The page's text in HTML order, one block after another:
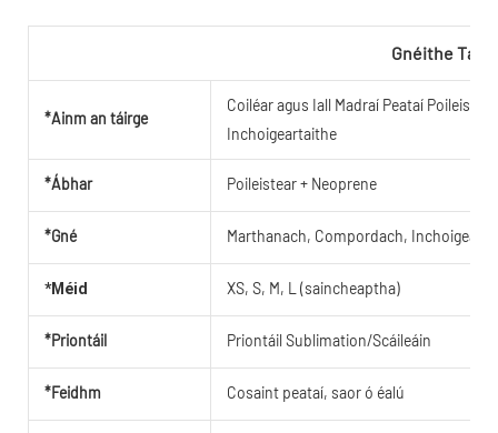
Gnéithe
*Ainm an táirge
Coiléar agus Iall Madraí Peataí
Inchoigeartaithe
*Ábhar Poileistear + Neoprene
*Gné Marthanach, Compordach,
*Méid XS, S, M, L (saincheaptha)
*Priontáil Priontáil Sublimation/Scáileáin
*Feidhm Cosaint peataí, saor ó éalú